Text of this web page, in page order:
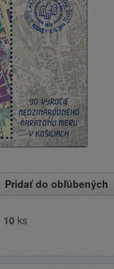
Pridať do obľúbených
10 ks